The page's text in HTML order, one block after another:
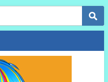
PS5版のそれぞれの順位は？